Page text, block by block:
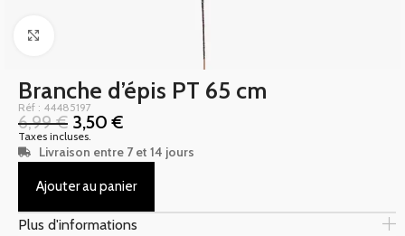
Branche d’épis PT 65 cm
Réf : 44485197
6,99€ 3,50€
Taxes incluses.
Livraison entre 7 et 14 jours
Ajouter au panier
Plus d'informations